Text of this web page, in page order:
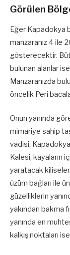
Görülen
Eğer Kapadokya
manzaranız 4 ile
gösterecektir.
bulunan alanlar
Manzaranızda
öncelik Peri
Onun yanında
mimariye sahip taş
vadisi,
Kalesi, kayaların
yaratacak
üzüm bağları ile
güzelliklerin
yakından bakma
yanında en
kalkış noktaları